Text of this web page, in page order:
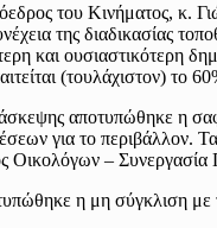
του Κινήματος, κ.
της διαδικασίας
και ουσιαστικότερη
(τουλάχιστον) το
αποτυπώθηκε η
για το περιβάλλον.
Οικολόγων – Συνεργασία
η μη σύγκλιση με